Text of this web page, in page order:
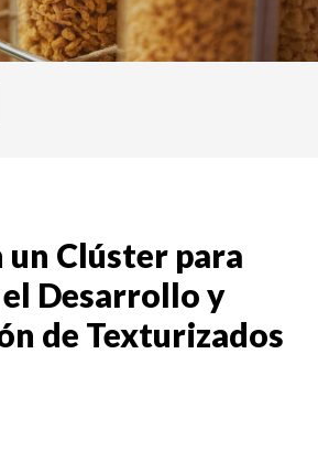
un Clúster para
Desarrollo y
de Texturizados